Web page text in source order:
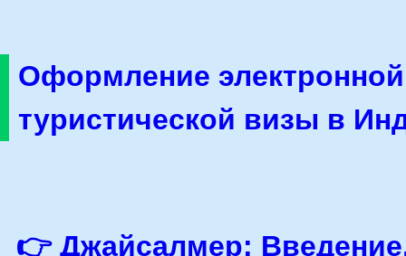
Оформление электронной
туристической визы в
👉 Джайсалмер: